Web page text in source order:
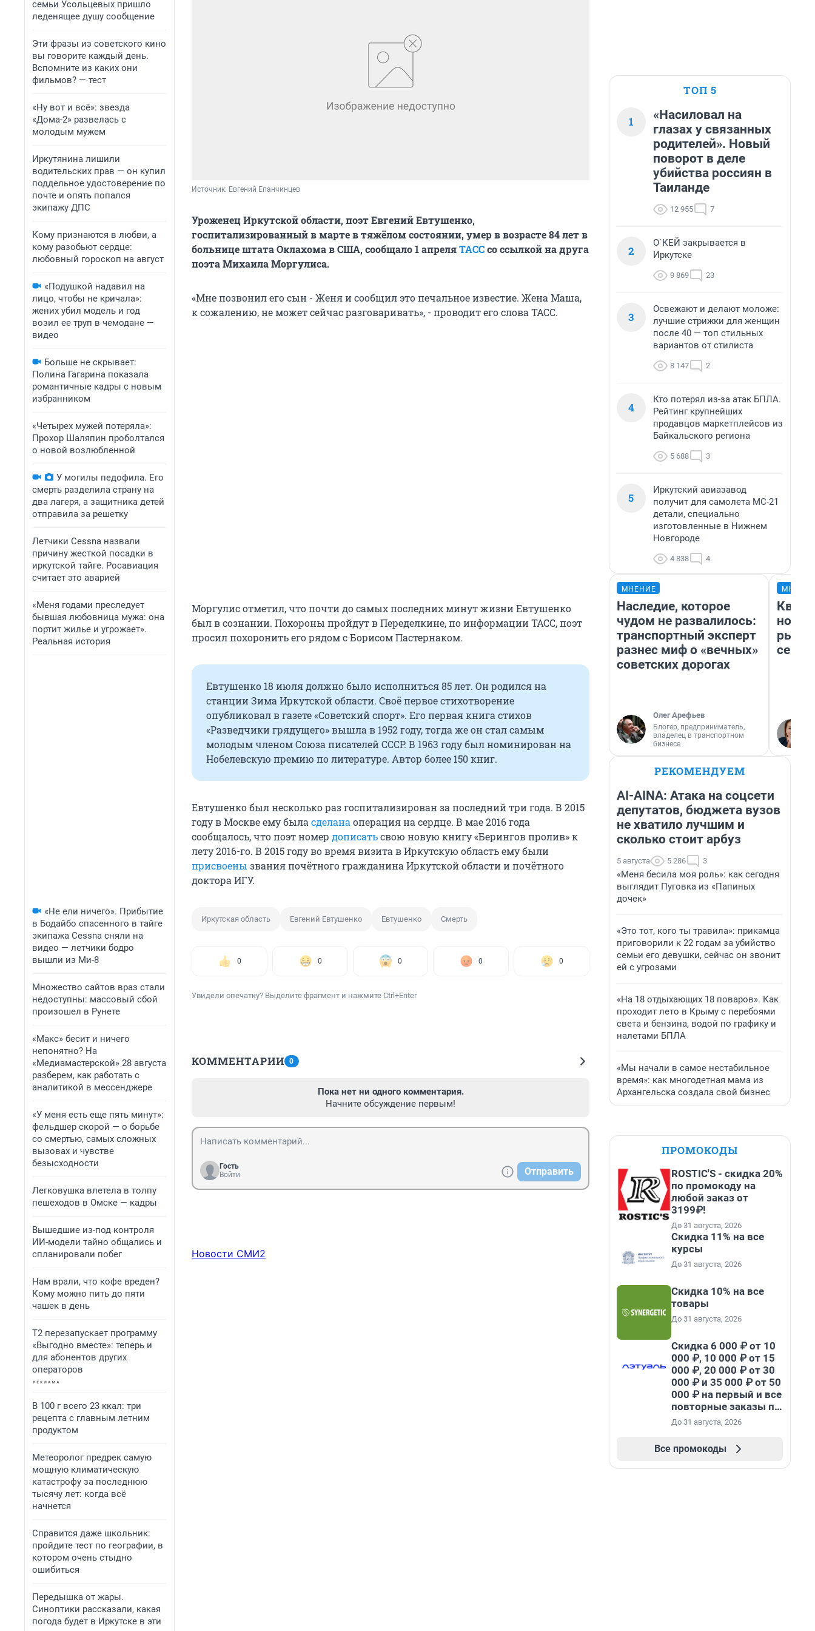
семьи Усольцевых пришло
леденящее душу сообщение
Эти фразы из советского кино
вы говорите каждый день.
Вспомните из каких они
фильмов? — тест
«Ну вот и всё»: звезда
«Дома-2» развелась с
молодым мужем
Иркутянина лишили
водительских прав — он купил
поддельное удостоверение по
почте и опять попался
экипажу ДПС
Кому признаются в любви, а
кому разобьют сердце:
любовный гороскоп на август
«Подушкой надавил на
лицо, чтобы не кричала»:
жених убил модель и год
возил ее труп в чемодане —
видео
Больше не скрывает:
Полина Гагарина показала
романтичные кадры с новым
избранником
«Четырех мужей потеряла»:
Прохор Шаляпин проболтался
о новой возлюбленной
У могилы педофила. Его
смерть разделила страну на
два лагеря, а защитника детей
отправила за решетку
Летчики Cessna назвали
причину жесткой посадки в
иркутской тайге. Росавиация
считает это аварией
«Меня годами преследует
бывшая любовница мужа: она
портит жилье и угрожает».
Реальная история
«Не ели ничего». Прибытие
в Бодайбо спасенного в тайге
экипажа Cessna сняли на
видео — летчики бодро
вышли из Ми-8
Множество сайтов враз стали
недоступны: массовый сбой
произошел в Рунете
«Макс» бесит и ничего
непонятно? На
«Медиамастерской» 28 августа
разберем, как работать с
аналитикой в мессенджере
«У меня есть еще пять минут»:
фельдшер скорой — о борьбе
со смертью, самых сложных
вызовах и чувстве
безысходности
Легковушка влетела в толпу
пешеходов в Омске — кадры
Вышедшие из-под контроля
ИИ-модели тайно общались и
спланировали побег
Нам врали, что кофе вреден?
Кому можно пить до пяти
чашек в день
Т2 перезапускает программу
«Выгодно вместе»: теперь и
для абонентов других
операторов
В 100 г всего 23 ккал: три
рецепта с главным летним
продуктом
Метеоролог предрек самую
мощную климатическую
катастрофу за последнюю
тысячу лет: когда всё
начнется
Справится даже школьник:
пройдите тест по географии, в
котором очень стыдно
ошибиться
Передышка от жары.
Синоптики рассказали, какая
погода будет в Иркутске в эти
Источник: Евгений Епанчинцев
Уроженец Иркутской области, поэт Евгений Евтушенко,
госпитализированный в марте в тяжёлом состоянии, умер в возрасте 84 лет в
больнице штата Оклахома в США, сообщало 1 апреляТАССсо ссылкой на друга
поэта Михаила Моргулиса.
«Мне позвонил его сын - Женя и сообщил это печальное известие. Жена Маша,
к сожалению, не может сейчас разговаривать», - проводит его слова ТАСС.
Моргулис отметил, что почти до самых последних минут жизни Евтушенко
был в сознании. Похороны пройдут в Переделкине, по информации ТАСС, поэт
просил похоронить его рядом с Борисом Пастернаком.
Евтушенко 18 июля должно было исполниться 85 лет. Он родился на
станции Зима Иркутской области. Cвоё первое стихотворение
опубликовал в газете «Советский спорт». Его первая книга стихов
«Разведчики грядущего» вышла в 1952 году, тогда же он стал самым
молодым членом Союза писателей СССР. В 1963 году был номинирован на
Нобелевскую премию по литературе. Автор более 150 книг.
Евтушенко был несколько раз госпитализирован за последний три года. В 2015
году в Москве ему была сделана операция на сердце. В мае 2016 года
сообщалось, что поэт номер дописатьсвою новую книгу «Берингов пролив» к
лету 2016-го. В 2015 году во время визита в Иркутскую область ему были
присвоены звания почётного гражданина Иркутской области и почётного
доктора ИГУ.
Иркутская область Евгений Евтушенко Евтушенко Смерть
0 0 0 0 0
Увидели опечатку? Выделите фрагмент и нажмите Ctrl+Enter
КОММЕНТАРИИ 0
Пока нет ни одного комментария.
Начните обсуждение первым!
Гость
Войти
Отправить
Новости СМИ2
ТОП 5
1
«Насиловал на
глазах у связанных
родителей». Новый
поворот в деле
убийства россиян в
Таиланде
12 955 7
2
О`КЕЙ закрывается в
Иркутске
9 869 23
3
Освежают и делают моложе:
лучшие стрижки для женщин
после 40 — топ стильных
вариантов от стилиста
8 147 2
4
Кто потерял из-за атак БПЛА.
Рейтинг крупнейших
продавцов маркетплейсов из
Байкальского региона
5 688 3
5
Иркутский авиазавод
получит для самолета МС-21
детали, специально
изготовленные в Нижнем
Новгороде
4 838 4
МНЕНИЕ
Наследие, которое
чудом не развалилось:
транспортный эксперт
разнес миф о «вечных»
советских дорогах
Олег Арефьев
Блогер, предприниматель,
владелец в транспортном
бизнесе
но
РЕКОМЕНДУЕМ
AI-AINA: Атака на соцсети
депутатов, бюджета вузов
не хватило лучшим и
сколько стоит арбуз
5 августа 5 286 3
«Меня бесила моя роль»: как сегодня
выглядит Пуговка из «Папиных
дочек»
«Это тот, кого ты травила»: прикамца
приговорили к 22 годам за убийство
семьи его девушки, сейчас он звонит
ей с угрозами
«На 18 отдыхающих 18 поваров». Как
проходит лето в Крыму с перебоями
света и бензина, водой по графику и
налетами БПЛА
«Мы начали в самое нестабильное
время»: как многодетная мама из
Архангельска создала свой бизнес
ПРОМОКОДЫ
ROSTIC'S - скидка 20%
по промокоду на
любой заказ от
3199₽!
До 31 августа, 2026
Скидка 11% на все
курсы
До 31 августа, 2026
Скидка 10% на все
товары
До 31 августа, 2026
Скидка 6 000 ₽ от 10
000 ₽, 10 000 ₽ от 15
000 ₽, 20 000 ₽ от 30
000 ₽ и 35 000 ₽ от 50
000 ₽ на первый и все
повторные заказы по
промокоду НАБЕРИ
До 31 августа, 2026
Все промокоды